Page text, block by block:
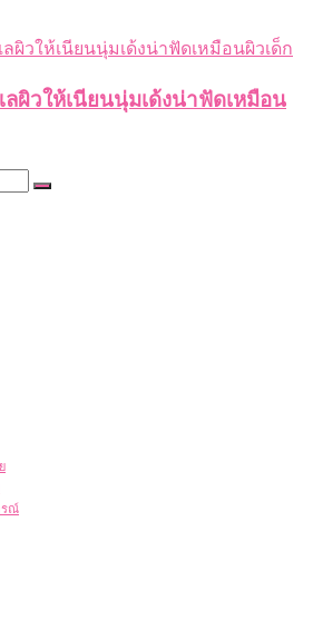
ผิวให้เนียนนุ่มเด้งน่าฟัดเหมือน
รณ์